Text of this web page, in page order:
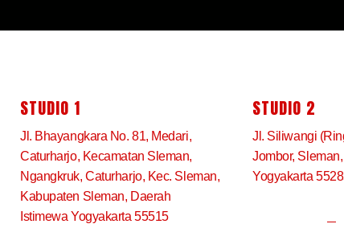
STUDIO 1
Jl. Bhayangkara No. 81, Medari,
Caturharjo, Kecamatan Sleman,
Ngangkruk, Caturharjo, Kec. Sleman,
Kabupaten Sleman, Daerah
Istimewa Yogyakarta 55515
STUDIO 2
Jl. Siliwangi
Jombor,
Yogyakarta